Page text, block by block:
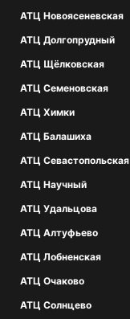
АТЦ Новоясеневская
АТЦ Долгопрудный
АТЦ Щёлковская
АТЦ Семеновская
АТЦ Химки
АТЦ Балашиха
АТЦ Севастопольская
АТЦ Научный
АТЦ Удальцова
АТЦ Алтуфьево
АТЦ Лобненская
АТЦ Очаково
АТЦ Солнцево